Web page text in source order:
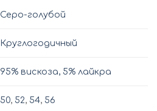
Серо-голубой
Круглогодичный
95% вискоза, 5% лайкра
50, 52, 54, 56